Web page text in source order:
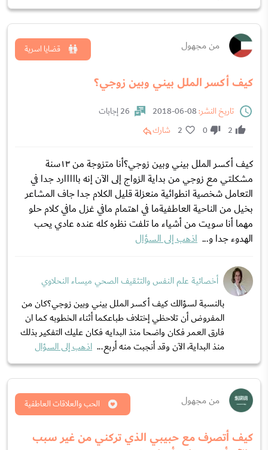
من مجهول
كيف أكسر الملل بيني وبين زوجي؟
قضايا اسرية
تاريخ النشر:
26 إجابات
2
0
2 شارك
كيف أكسر الملل بيني وبين زوجي؟أنا متزوجة من ١٣سنة
مشكلتي مع زوجي من بداية الزواج إلى الآن إنه بااااارد جدا في
التعامل شخصية انطوائية منعزلة قليل الكلام جدا جاف المشاعر
بخيل من الناحية العاطفيةما في اهتمام مافي غزل مافي كلام حلو
مهما أنا سويت من أشياء ما تلفت نظره كله عنده عادي يحب
الهدوء جدا و... اذهب إلى السؤال
أخصائية علم النفس والتثقيف الصحي ميساء النحلاوي
بالنسبة لسؤالك كيف أكسر الملل بيني وبين زوجي؟كان من
المفروض أن تلاحظي إختلاف طباعكما أثناء الخطوبه كما ان
فارق العمر فكان واضحا منذ البدايه فكان عليك التفكير بذلك
منذ البداية، الآن وقد أنجبت منه أربع... اذهب إلى السؤال
من مجهول
كيف أتصرف مع حبيبي الذي تركني من غير سبب
الحب والعلاقات العاطفية